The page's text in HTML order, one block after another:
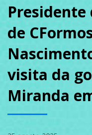
SOBRE
PODCAST
Presidente
de
visita da
Miranda